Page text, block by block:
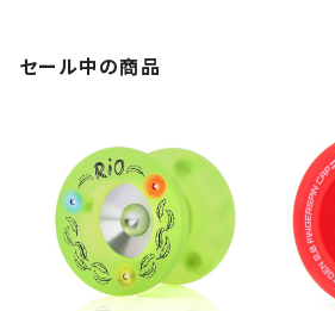
セール中の商品